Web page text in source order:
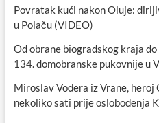
Povratak kući nakon Oluje:
u Polaču (VIDEO)
Od obrane biogradskog kraja
134. domobranske pukovnije u
Miroslav Vođera iz Vrane,
nekoliko sati prije oslobođenja